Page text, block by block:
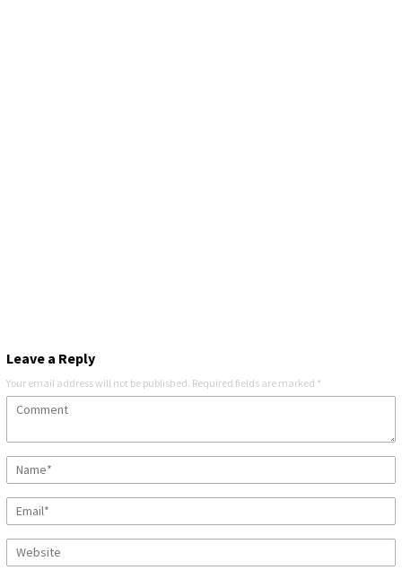
Leave a Reply
Your email address will not be published. Required fields are marked *